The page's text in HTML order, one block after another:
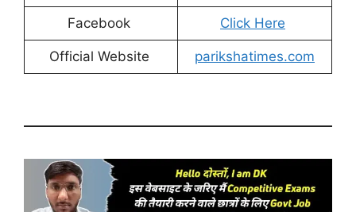
Facebook Click Here
Official Website parikshatimes.com